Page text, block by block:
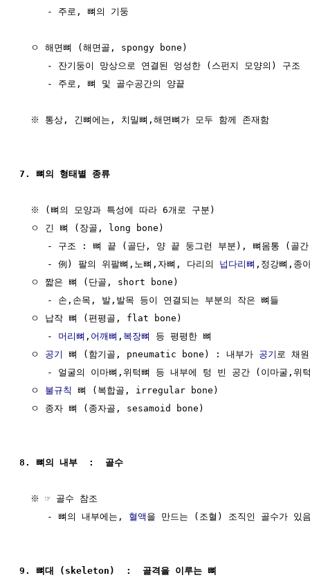
     - 주로, 뼈의 기둥
  ㅇ 해면뼈 (해면골, spongy bone)
     - 잔기둥이 망상으로 연결된 엉성한 (스펀지 모양의) 구조
     - 주로, 뼈 및 골수공간의 양끝
  ※ 통상, 긴뼈에는, 치밀뼈,해면뼈가 모두 함께 존재함
7. 뼈의 형태별 종류
  ※ (뼈의 모양과 특성에 따라 6개로 구분)
  ㅇ 긴 뼈 (장골, long bone)
- 구조 : 뼈 끝 (골단, 양 끝 둥그런 부분), 뼈몸통 (골간
     - 例) 팔의 위팔뼈,노뼈,자뼈, 다리의
넙다리뼈 ,정강뼈,종
  ㅇ 짧은 뼈 (단골, short bone)
     - 손,손목, 발,발목 등이 연결되는 부분의 작은 뼈들
  ㅇ 납작 뼈 (편평골, flat bone)
     -
머리뼈 , 어깨뼈 , 복장뼈
등 평평한 뼈
  ㅇ
공기 뼈 (함기골, pneumatic bone) : 내부가 공기 로 채
- 얼굴의 이마뼈,위턱뼈 등 내부에 텅 빈 공간 (이마굴,위
  ㅇ
불규칙
뼈 (복합골, irregular bone)
  ㅇ 종자 뼈 (종자골, sesamoid bone)
8. 뼈의 내부  :  골수
  ※ ☞ 골수 참조
     - 뼈의 내부에는,
혈액 을 만드는 (조혈) 조직인 골수가 있음
9. 뼈대 (skeleton)  :  골격을 이루는 뼈